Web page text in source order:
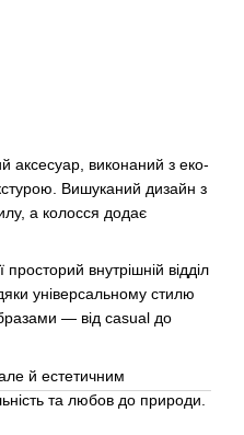
аксесуар, виконаний з еко-
Вишуканий дизайн з
а колосся додає
внутрішній відділ
універсальному стилю
— від casual до
й естетичним
та любов до природи.